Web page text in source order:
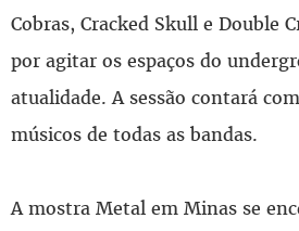
Cobras, Cracked Skull e Double
por agitar os espaços do
atualidade. A sessão contará
músicos de todas as bandas.
A mostra Metal em Minas se